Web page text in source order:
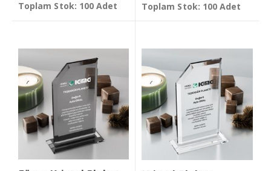
Toplam Stok: 100 Adet Toplam Stok: 100 Adet